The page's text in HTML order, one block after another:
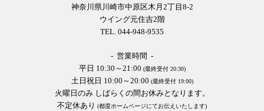
神奈川県川崎市中原区木月2丁目8-2
ウイング元住吉2階
TEL. 044-948-9535
- 営業時間 -
平日 10:30～21:00 (最終受付 20:30)
土日祝日 10:00～20:00 (最終受付 19:00)
火曜日のみ しばらくの間お休みとなります。
不定休あり (都度ホームページにてお伝えいたします)